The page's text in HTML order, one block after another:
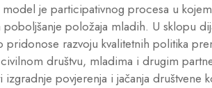
je participativnog procesa u
položaja mladih. U sklopu
pridonose razvoju kvalitetnih politika
društvu, mladima i drugim
povjerenja i jačanja društvene